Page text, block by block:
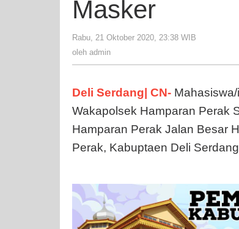
Masker
Rabu, 21 Oktober 2020, 23:38 WIB
oleh admin
Deli Serdang| CN-
Wakapolsek Hamparan Perak
Hamparan Perak Jalan Besar
Perak, Kabuptaen Deli